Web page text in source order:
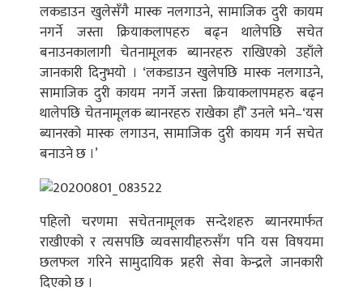
लकडाउन खुलेसँगै मास्क नलगाउने, सामाजिक दुरी कायम
नगर्ने जस्ता क्रियाकलापहरु बढ्न थालेपछि सचेत
बनाउनकालागी चेतनामूलक ब्यानरहरु राखिएको उहाँले
जानकारी दिनुभयो । ‘लकडाउन खुलेपछि मास्क नलगाउने,
सामाजिक दुरी कायम नगर्ने जस्ता क्रियाकलापमहरु बढ्न
थालेपछि चेतनामूलक ब्यानरहरु राखेका हौँ’ उनले भने–‘यस
ब्यानरको मास्क लगाउन, सामाजिक दुरी कायम गर्न सचेत
बनाउने छ ।’
पहिलो चरणमा सचेतनामूलक सन्देशहरु ब्यानरमार्फत
राखीएको र त्यसपछि व्यवसायीहरुसँग पनि यस विषयमा
छलफल गरिने सामुदायिक प्रहरी सेवा केन्द्रले जानकारी
दिएको छ ।